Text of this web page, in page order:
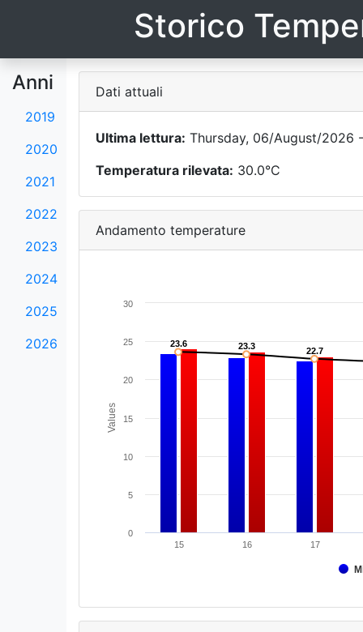
Storico
Anni
2019
2020
2021
2022
2023
2024
2025
2026
Dati attuali
Ultima lettura: Thursday, 06/August/2026
Temperatura rilevata: 30.0°C
Andamento temperature
Values
23.6
23.6 23.3
23.3 22.7
22.7
15 16 17
0
5
10
15
20
25
30